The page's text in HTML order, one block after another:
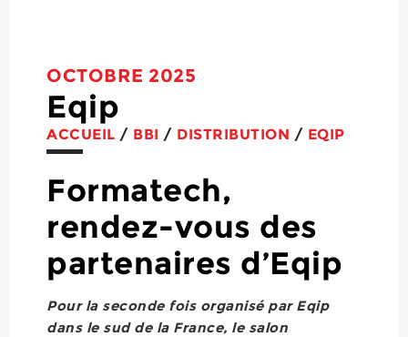
OCTOBRE 2025
Eqip
ACCUEIL / BBI / DISTRIBUTION / EQIP
Formatech,
rendez-vous des
partenaires d’Eqip
Pour la seconde fois organisé par Eqip
dans le sud de la France, le salon